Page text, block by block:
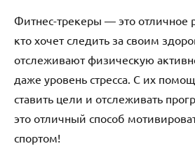
Фитнес-трекеры — это отличное
кто хочет следить за своим
отслеживают физическую
даже уровень стресса. С их
ставить цели и отслеживать
это отличный способ
спортом!